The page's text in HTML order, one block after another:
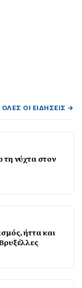
ΌΛΕΣ ΟΙ ΕΙΔΉΣΕΙΣ →
τη νύχτα στον
ήττα και